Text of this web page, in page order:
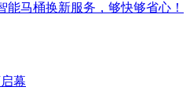
能马桶换新服务，够快够省心！
幕